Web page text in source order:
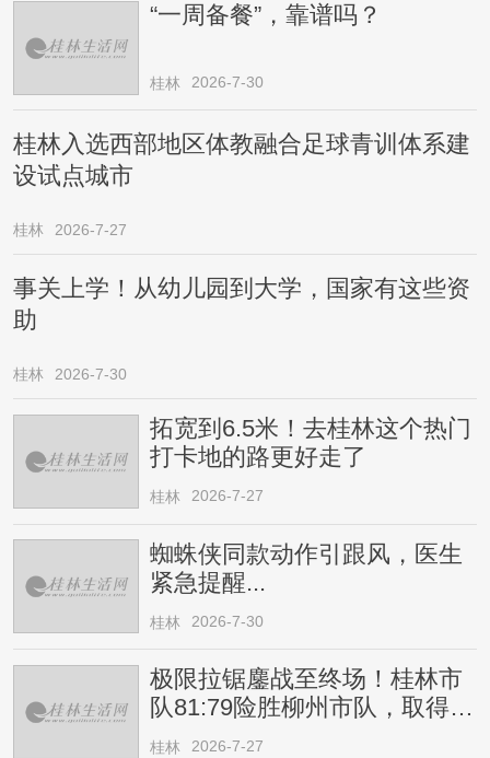
“一周备餐”，靠谱吗？
桂林 2026-7-30
桂林入选西部地区体教融合足球青训体系建
设试点城市
桂林 2026-7-27
事关上学！从幼儿园到大学，国家有这些资
助
桂林 2026-7-30
拓宽到6.5米！去桂林这个热门
打卡地的路更好走了
桂林 2026-7-27
蜘蛛侠同款动作引跟风，医生
紧急提醒...
桂林 2026-7-30
极限拉锯鏖战至终场！桂林市
队81:79险胜柳州市队，取得四
连胜
桂林 2026-7-27